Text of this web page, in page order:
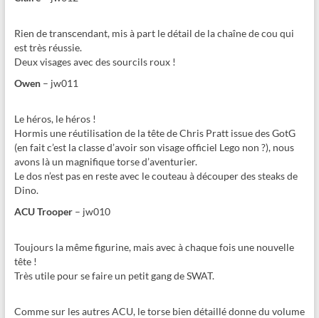
Rien de transcendant, mis à part le détail de la chaîne de cou qui
est très réussie.
Deux visages avec des sourcils roux !
Owen– jw011
Le héros, le héros !
Hormis une réutilisation de la tête de Chris Pratt issue des GotG
(en fait c’est la classe d’avoir son visage officiel Lego non ?), nous
avons là un magnifique torse d’aventurier.
Le dos n’est pas en reste avec le couteau à découper des steaks de
Dino.
ACU Trooper– jw010
Toujours la même figurine, mais avec à chaque fois une nouvelle
tête !
Très utile pour se faire un petit gang de SWAT.
Comme sur les autres ACU, le torse bien détaillé donne du volume